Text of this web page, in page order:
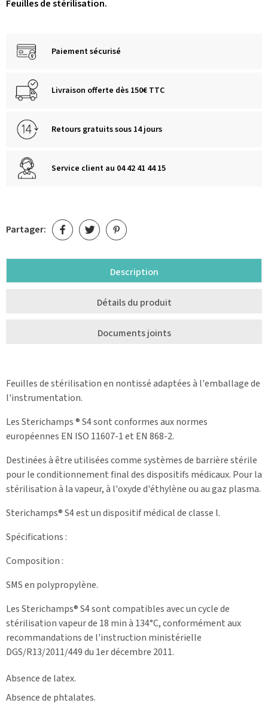
Feuilles de stérilisation.
Paiement sécurisé
Livraison offerte dès 150€ TTC
Retours gratuits sous 14 jours
Service client au 04 42 41 44 15
Partager:
Description
Détails du produit
Documents joints
Feuilles de stérilisation en nontissé adaptées à l'emballage de
l'instrumentation.
Les Sterichamps ® S4 sont conformes aux normes
européennes EN ISO 11607-1 et EN 868-2.
Destinées à être utilisées comme systèmes de barrière stérile
pour le conditionnement final des dispositifs médicaux. Pour la
stérilisation à la vapeur, à l'oxyde d'éthylène ou au gaz plasma.
Sterichamps® S4 est un dispositif médical de classe l.
Spécifications :
Composition :
SMS en polypropylène.
Les Sterichamps® S4 sont compatibles avec un cycle de
stérilisation vapeur de 18 min à 134°C, conformément aux
recommandations de l'instruction ministérielle
DGS/R13/2011/449 du 1er décembre 2011.
Absence de latex.
Absence de phtalates.